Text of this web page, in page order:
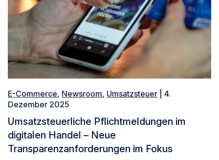
E-Commerce, Newsroom, Umsatzsteuer | 4.
Dezember 2025
Umsatzsteuerliche Pflichtmeldungen im
digitalen Handel – Neue
Transparenzanforderungen im Fokus